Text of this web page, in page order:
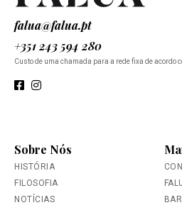
falua@falua.pt
+351 243 594 280
Custo de uma chamada para a rede fixa de acordo
Sobre Nós
HISTÓRIA
FILOSOFIA
NOTÍCIAS